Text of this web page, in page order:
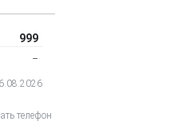
999
‒
телефон